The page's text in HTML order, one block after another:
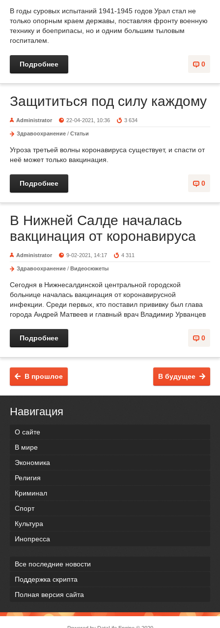
В годы суровых испытаний 1941-1945 годов Урал стал не
только опорным краем державы, поставляя фронту военную
технику и боеприпасы, но и одним большим тыловым
госпиталем.
0
Подробнее
Защититься под силу каждому
Administrator 22-04-2021, 10:36 3 634
Здравоохранение / Статьи
Угроза третьей волны коронавируса существует, и спасти от
неё может только вакцинация.
0
Подробнее
В Нижней Салде началась
вакцинация от коронавируса
Administrator 9-02-2021, 14:17 4 311
Здравоохранение / Видеосюжеты
Сегодня в Нижнесалдинской центральной городской
больнице началась вакцинация от коронавирусной
инфекции. Среди первых, кто поставил прививку был глава
города Андрей Матвеев и главный врач Владимир Урванцев
0
Подробнее
В будущее
В прошлое
Навигация
О сайте
В мире
Экономика
Религия
Криминал
Спорт
Культура
Инопресса
Все последние новости
Поддержка скрипта
Полная версия сайта